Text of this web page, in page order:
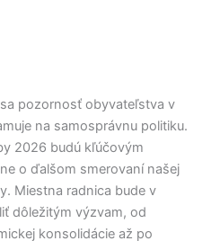
pozornosť obyvateľstva v
na samosprávnu politiku.
2026 budú kľúčovým
o ďalšom smerovaní našej
. Miestna radnica bude v
dôležitým výzvam, od
konsolidácie až po